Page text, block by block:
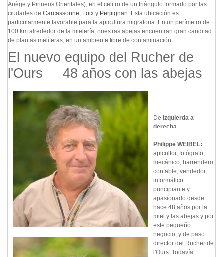
Ariège y Pirineos Orientales), en el centro de un triángulo formado por las
ciudades de Carcassonne, Foix y Perpignan. Esta ubicación es
particularmente favorable para la apicultura migratoria. En un perímetro de
100 km alrededor de la mielería, nuestras abejas encuentran gran canditad
de plantas melíferas, en un ambiente libre de contaminación..
El nuevo equipo del Rucher de
l'Ours 48 años con las abejas
De izquierda a
derecha
Philippe WEIBEL:
apicultor, fotógrafo,
mecánico, barrendero,
contable, vendedor,
informático
principiante y
apasionado desde
hace 48 años por la
miel y las abejas y por
este pequeño
negocio, y de paso
director del Rucher de
l'Ours. Todavía